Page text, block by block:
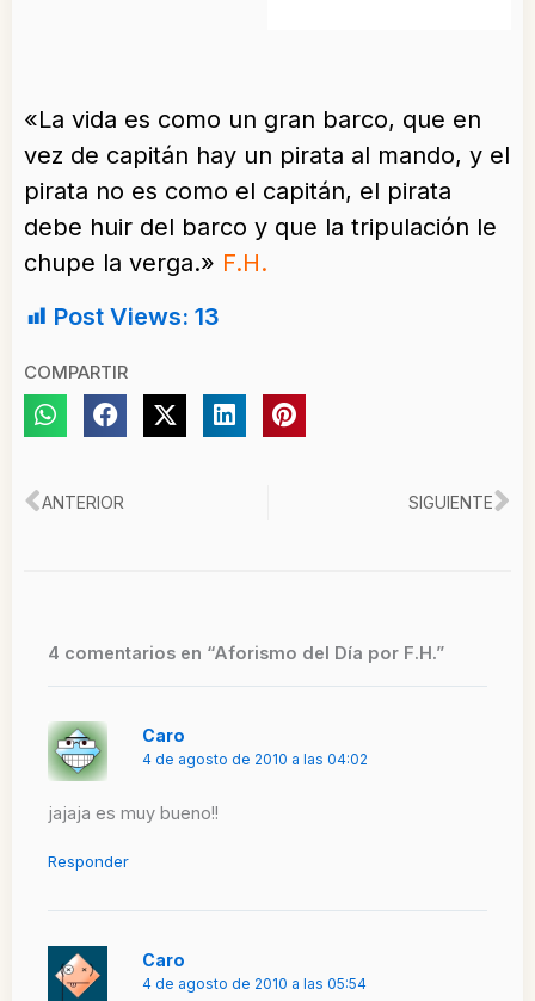
«La vida es como un gran barco, que en
vez de capitán hay un pirata al mando, y el
pirata no es como el capitán, el pirata
debe huir del barco y que la tripulación le
chupe la verga.» F.H.
Post Views: 13
COMPARTIR
Ant
ANTERIOR SIGUIENTE
4 comentarios en “Aforismo del Día por F.H.”
Caro
4 de agosto de 2010 a las 04:02
jajaja es muy bueno!!
Responder
Caro
4 de agosto de 2010 a las 05:54